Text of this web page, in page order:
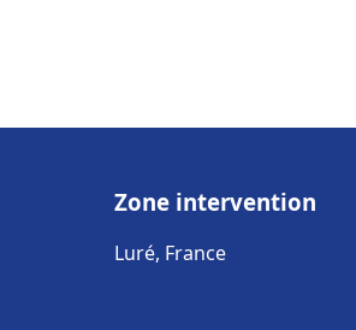
Zone intervention
Luré, France